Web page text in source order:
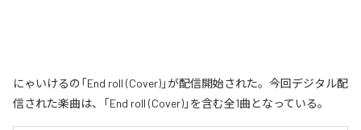
にゃいけるの「End roll (Cover)」が配信開始された。今回デジタル配
信された楽曲は、「End roll (Cover)」を含む全1曲となっている。